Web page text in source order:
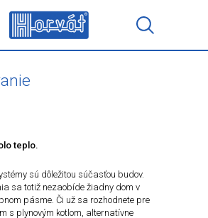
teplo.
sú dôležitou súčasťou budov.
sa totiž nezaobíde žiadny dom v
pásme. Či už sa rozhodnete pre
s plynovým kotlom, alternatívne